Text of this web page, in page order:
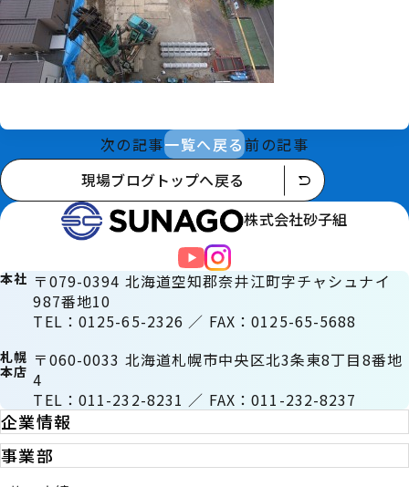
次の記事一覧へ戻る前の記事
現場ブログトップへ戻る
株式会社砂子組
本社 〒079-0394 北海道空知郡奈井江町字チャシュナイ
987番地10
TEL：0125-65-2326 ／ FAX：0125-65-5688
札幌
本店
〒060-0033 北海道札幌市中央区北3条東8丁目8番地
4
TEL：011-232-8231 ／ FAX：011-232-8237
企業情報
事業部